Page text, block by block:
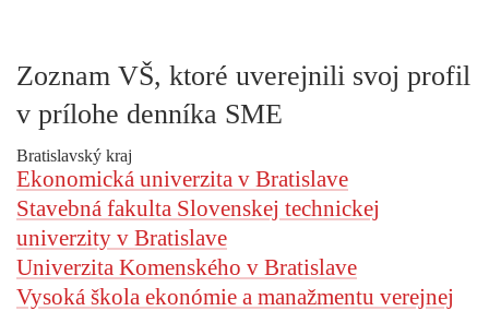
Zoznam VŠ, ktoré uverejnili svoj profil
v prílohe denníka SME
Bratislavský kraj
Ekonomická univerzita v Bratislave
Stavebná fakulta Slovenskej technickej
univerzity v Bratislave
Univerzita Komenského v Bratislave
Vysoká škola ekonómie a manažmentu verejnej